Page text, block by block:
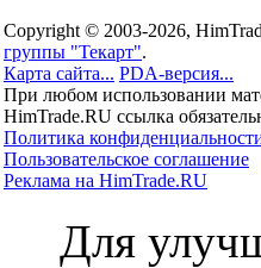
Copyright © 2003-2026,
группы "Текарт".
Карта сайта... PDA-версия...
При любом использовании
HimTrade.RU ссылка
Политика
Пользовательское соглашение
Реклама на HimTrade.RU
Для